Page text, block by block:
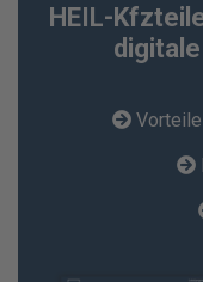
HEIL-
Vorteile